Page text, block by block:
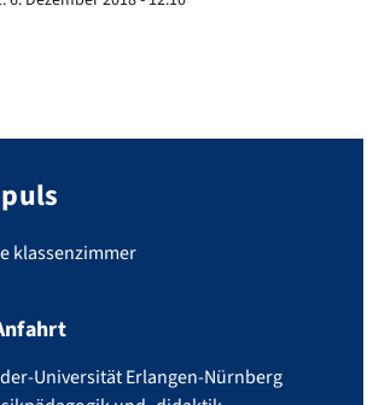
klassenzimmer
Universität Erlangen-Nürnberg